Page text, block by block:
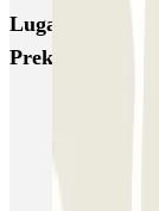
Lugares y
Prekelinden